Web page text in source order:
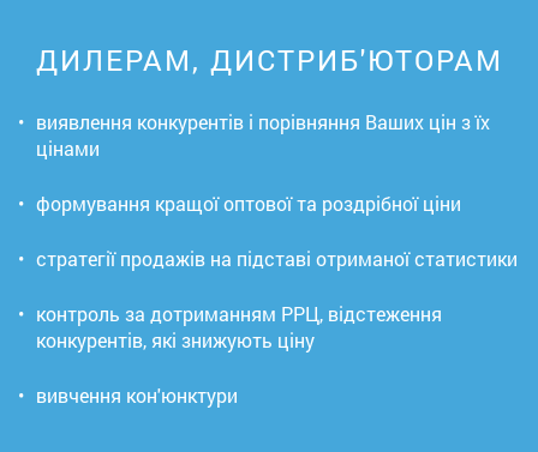
ДИЛЕРАМ, ДИСТРИБ'ЮТОРАМ
• виявлення конкурентів і порівняння Ваших цін з їх
цінами
• формування кращої оптової та роздрібної ціни
• стратегії продажів на підставі отриманої статистики
• контроль за дотриманням РРЦ, відстеження
конкурентів, які знижують ціну
• вивчення кон'юнктури